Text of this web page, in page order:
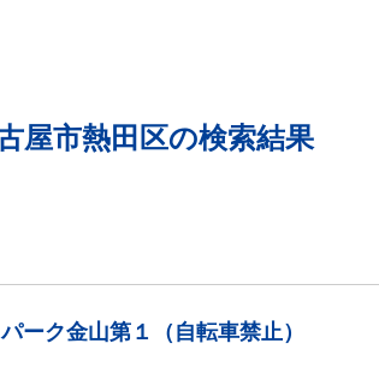
屋市熱田区の検索結果
パーク金山第１（自転車禁止）